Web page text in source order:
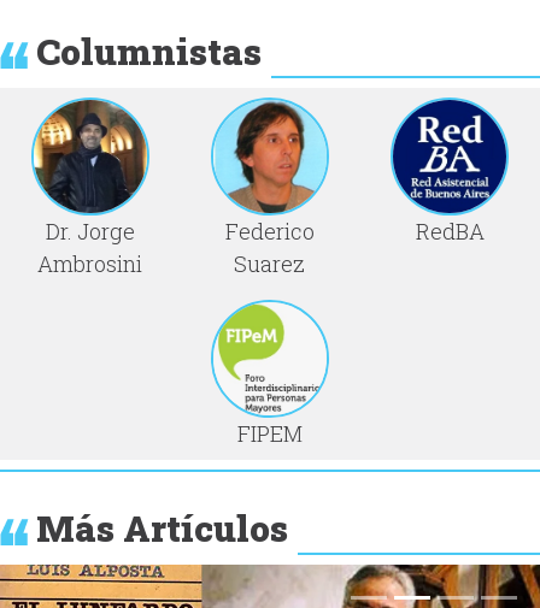
Columnistas
Dr. Jorge
Ambrosini
Federico
Suarez
RedBA
FIPEM
Más Artículos